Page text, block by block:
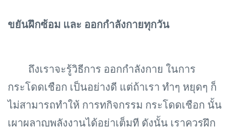
ขยันฝึกซ้อม และ ออกกำลังกายทุกวัน
ถึงเราจะรู้วิธีการ ออกกำลังกาย ในการ
กระโดดเชือก เป็นอย่างดี แต่ถ้าเรา ทำๆ หยุดๆ ก็
ไม่สามารถทำให้ การทกิจกรรม กระโดดเชือก นั้น
เผาผลาญพลังงานได้อย่าเต็มที ดังนั้น เราควรฝึก